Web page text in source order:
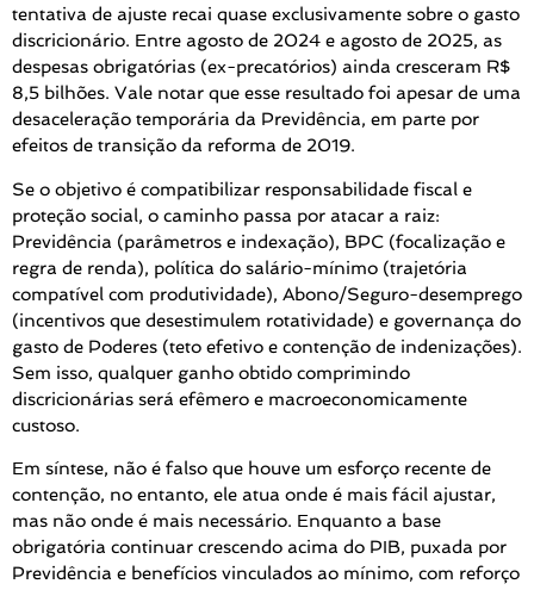
tentativa de ajuste recai quase exclusivamente sobre o gasto
discricionário. Entre agosto de 2024 e agosto de 2025, as
despesas obrigatórias (ex-precatórios) ainda cresceram R$
8,5 bilhões. Vale notar que esse resultado foi apesar de uma
desaceleração temporária da Previdência, em parte por
efeitos de transição da reforma de 2019.
Se o objetivo é compatibilizar responsabilidade fiscal e
proteção social, o caminho passa por atacar a raiz:
Previdência (parâmetros e indexação), BPC (focalização e
regra de renda), política do salário-mínimo (trajetória
compatível com produtividade), Abono/Seguro-desemprego
(incentivos que desestimulem rotatividade) e governança do
gasto de Poderes (teto efetivo e contenção de indenizações).
Sem isso, qualquer ganho obtido comprimindo
discricionárias será efêmero e macroeconomicamente
custoso.
Em síntese, não é falso que houve um esforço recente de
contenção, no entanto, ele atua onde é mais fácil ajustar,
mas não onde é mais necessário. Enquanto a base
obrigatória continuar crescendo acima do PIB, puxada por
Previdência e benefícios vinculados ao mínimo, com reforço